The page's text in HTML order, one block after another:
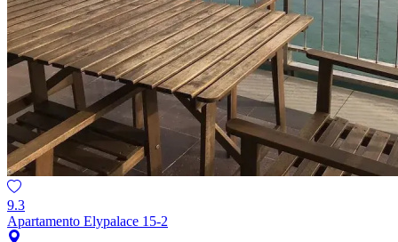
9.3
Apartamento Elypalace 15-2